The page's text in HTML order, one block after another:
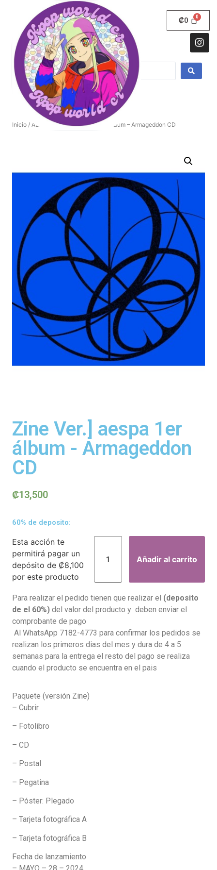
₡0
Inicio / AESPA / Zine Ver.] aespa 1er álbum – Armageddon CD
Zine Ver.] aespa 1er
álbum - Armageddon
CD
₡13,500
60% de deposito:
Esta acción te
permitirá pagar un
depósito de ₡8,100
por este producto
Añadir al carrito
Para realizar el pedido tienen que realizar el (deposito
de el 60%) del valor del producto y deben enviar el
comprobante de pago
Al WhatsApp 7182-4773 para confirmar los pedidos se
realizan los primeros dias del mes y dura de 4 a 5
semanas para la entrega el resto del pago se realiza
cuando el producto se encuentra en el pais
Paquete (versión Zine)
– Cubrir
– Fotolibro
– CD
– Postal
– Pegatina
– Póster: Plegado
– Tarjeta fotográfica A
– Tarjeta fotográfica B
Fecha de lanzamiento